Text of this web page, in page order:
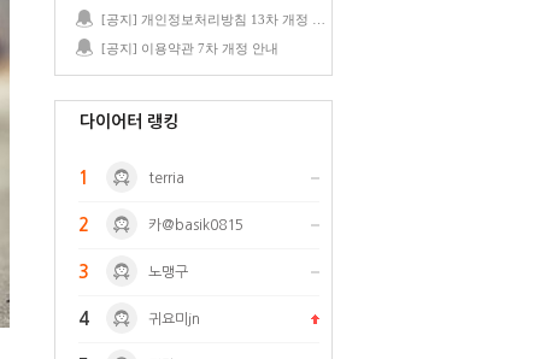
[공지] 이용약관 7차 개정 안내
다이어터 랭킹
1 terria
2 카@basik0815
3 노맹구
4 귀요미jn